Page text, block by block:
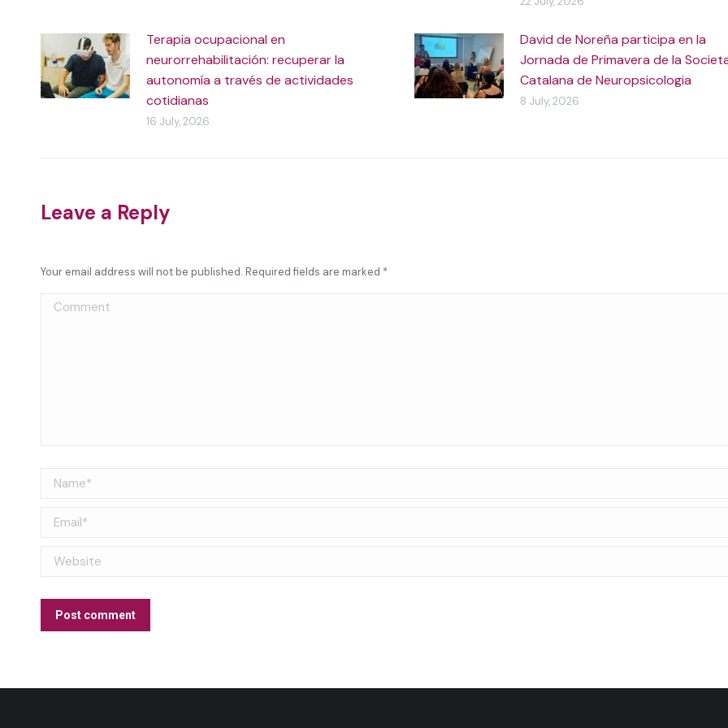
Terapia ocupacional en
neurorrehabilitación: recuperar la
autonomía a través de actividades
cotidianas
16 July, 2026
David de Noreña participa en la
Jornada de Primavera de la
Catalana de Neuropsicologia
8 July, 2026
Leave a Reply
Your email address will not be published. Required fields are marked *
Comment
Name *
Email *
Website
Post comment